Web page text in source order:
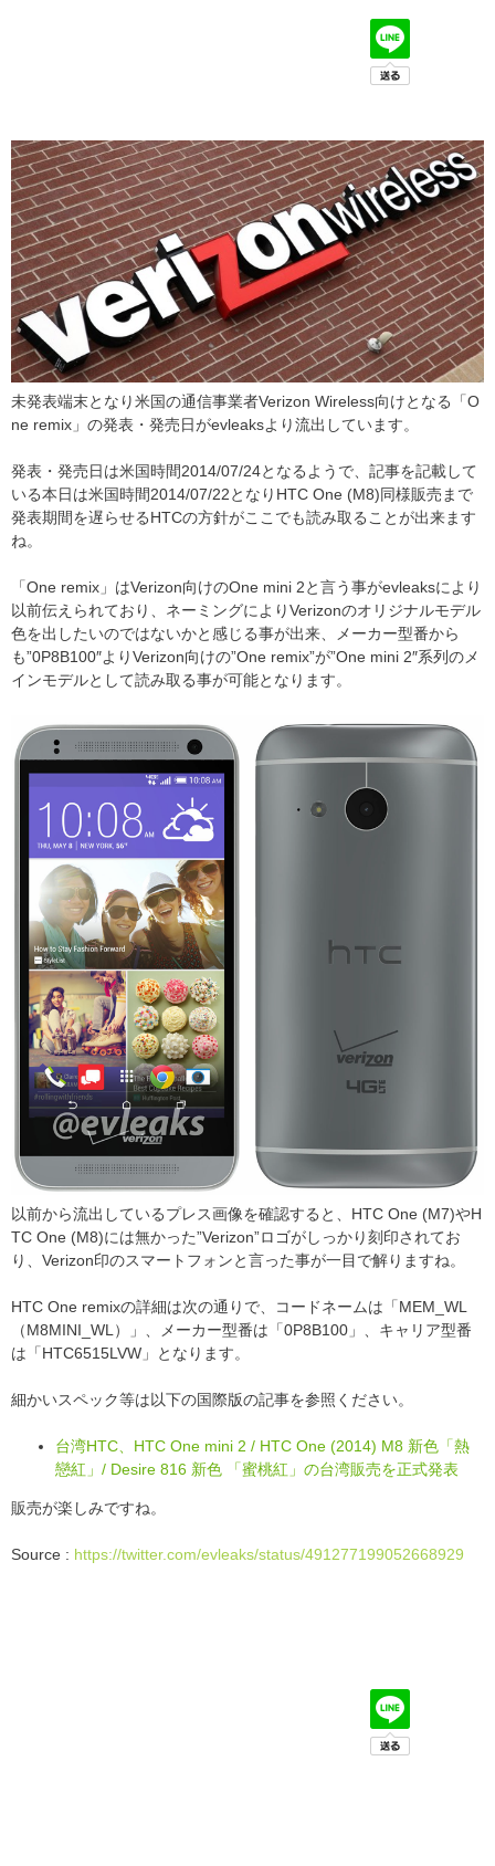
未発表端末となり米国の通信事業者Verizon Wireless向けとなる「O
ne remix」の発表・発売日がevleaksより流出しています。
発表・発売日は米国時間2014/07/24となるようで、記事を記載して
いる本日は米国時間2014/07/22となりHTC One (M8)同様販売まで
発表期間を遅らせるHTCの方針がここでも読み取ることが出来ます
ね。
「One remix」はVerizon向けのOne mini 2と言う事がevleaksにより
以前伝えられており、ネーミングによりVerizonのオリジナルモデル
色を出したいのではないかと感じる事が出来、メーカー型番から
も”0P8B100″よりVerizon向けの”One remix”が”One mini 2″系列のメ
インモデルとして読み取る事が可能となります。
以前から流出しているプレス画像を確認すると、HTC One (M7)やH
TC One (M8)には無かった”Verizon”ロゴがしっかり刻印されてお
り、Verizon印のスマートフォンと言った事が一目で解りますね。
HTC One remixの詳細は次の通りで、コードネームは「MEM_WL
（M8MINI_WL）」、メーカー型番は「0P8B100」、キャリア型番
は「HTC6515LVW」となります。
細かいスペック等は以下の国際版の記事を参照ください。
台湾HTC、HTC One mini 2 / HTC One (2014) M8 新色「熱
戀紅」/ Desire 816 新色 「蜜桃紅」の台湾販売を正式発表
販売が楽しみですね。
Source : https://twitter.com/evleaks/status/491277199052668929